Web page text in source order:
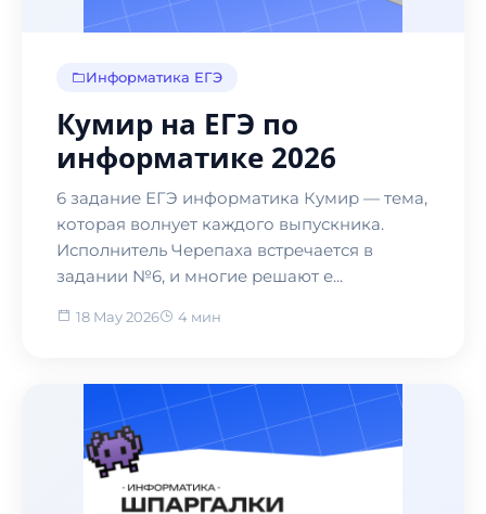
Информатика ЕГЭ
Кумир на ЕГЭ по
информатике 2026
6 задание ЕГЭ информатика Кумир — тема,
которая волнует каждого выпускника.
Исполнитель Черепаха встречается в
задании №6, и многие решают е...
18 May 2026 4 мин